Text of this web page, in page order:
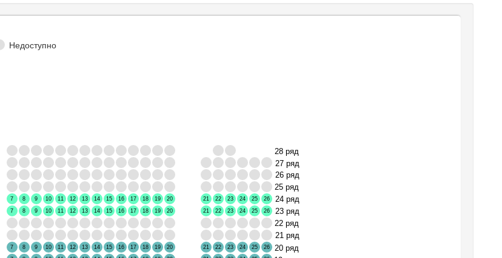
Недоступно
7 8 9 10 11 12 13 14 15 16 17 18 19 20
7 8 9 10 11 12 13 14 15 16 17 18 19 20
7 8 9 10 11 12 13 14 15 16 17 18 19 20
21 22 23 24 25 26
21 22 23 24 25 26
21 22 23 24 25 26
28 ряд
27 ряд
26 ряд
25 ряд
24 ряд
23 ряд
22 ряд
21 ряд
20 ряд